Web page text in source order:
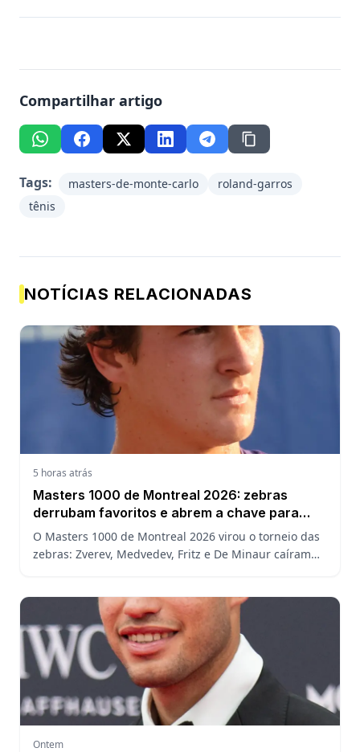
Compartilhar artigo
Tags: masters-de-monte-carlo
roland-garros
tênis
NOTÍCIAS RELACIONADAS
5 horas atrás
Masters 1000 de Montreal 2026: zebras
derrubam favoritos e abrem a chave para
João Fonseca
O Masters 1000 de Montreal 2026 virou o torneio das
zebras: Zverev, Medvedev, Fritz e De Minaur caíram
Ontem